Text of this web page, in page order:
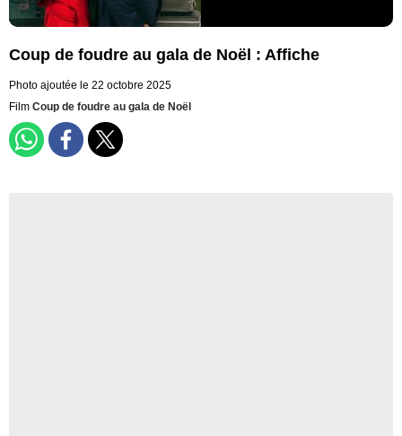
Coup de foudre au gala de Noël : Affiche
Photo ajoutée le 22 octobre 2025
Film Coup de foudre au gala de Noël